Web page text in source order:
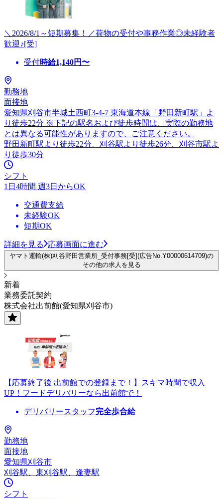
＼2026/8/1～短期募集！／荷物の受付や事務作業◎未経験者
歓迎♪[受]
受付時給1,140円〜
勤務地
面接地
愛知県刈谷市半城土西町3-4-7 東海道本線「野田新町駅」よ
り徒歩22分 ※下記の駅名および徒歩時間は、実際の勤務地
とは異なる可能性がありますので、ご注意ください。
野田新町駅より徒歩22分、刈谷駅より徒歩26分、刈谷市駅よ
り徒歩30分
シフト
1日4時間 週3日からOK
交通費支給
未経験OK
短期OK
詳細を見る 応募画面に進む
ヤマト運輸(株)刈谷野田営業所_受付事務[受](広告No.Y00000614709)の
その他の求人を見る
新着
業務委託契約
株式会社出前館(愛知県刈谷市)
【応募終了後 出前館での登録まで！】スキマ時間で収入
UP！フードデリバリーなら出前館で！
デリバリースタッフ完全歩合給
勤務地
面接地
愛知県刈谷市
刈谷駅、東刈谷駅、逢妻駅
シフト